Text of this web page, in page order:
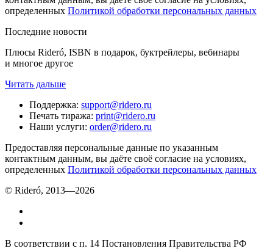
определенных Политикой обработки персональных данных
Последние новости
Плюсы Rideró, ISBN в подарок, буктрейлеры, вебинары
и многое другое
Читать дальше
Поддержка: support@ridero.ru
Печать тиража: print@ridero.ru
Наши услуги: order@ridero.ru
Предоставляя персональные данные по указанным
контактным данным, вы даёте своё согласие на условиях,
определенных Политикой обработки персональных данных
© Rideró, 2013—2026
В соответствии с п. 14 Постановления Правительства РФ